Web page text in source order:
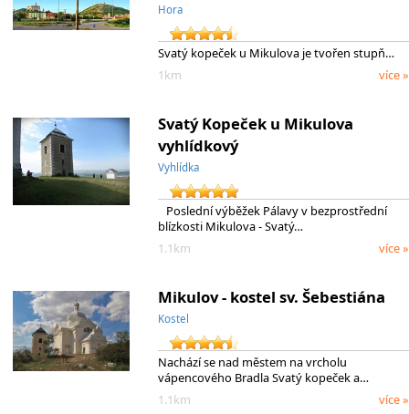
Hora
Svatý kopeček u Mikulova je tvořen stupň…
1km
více »
Svatý Kopeček u Mikulova
vyhlídkový
Vyhlídka
Poslední výběžek Pálavy v bezprostřední
blízkosti Mikulova - Svatý…
1.1km
více »
Mikulov - kostel sv. Šebestiána
Kostel
Nachází se nad městem na vrcholu
vápencového Bradla Svatý kopeček a…
1.1km
více »